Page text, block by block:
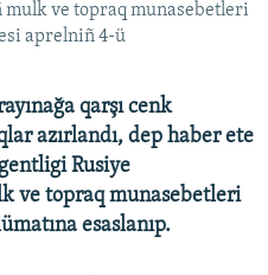
mulk ve topraq munasebetleri
aprelniñ 4-ü
qarşı cenk
azırlandı, dep haber ete
Rusiye
ve topraq munasebetleri
esaslanıp.